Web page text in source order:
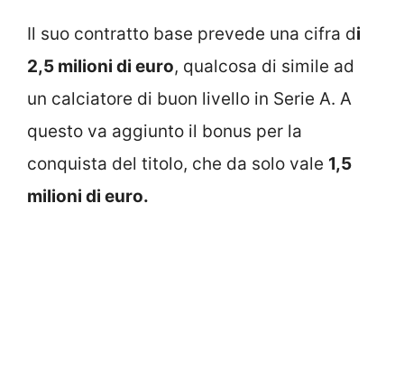
Il suo contratto base prevede una cifra di
2,5 milioni di euro, qualcosa di simile ad
un calciatore di buon livello in Serie A. A
questo va aggiunto il bonus per la
conquista del titolo, che da solo vale 1,5
milioni di euro.